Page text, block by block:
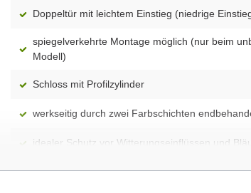
Doppeltür mit leichtem Einstieg (niedrige
spiegelverkehrte Montage möglich (nur beim
Modell)
Schloss mit Profilzylinder
werkseitig durch zwei Farbschichten
idealer Schutz vor Witterungseinflüssen und
Dach aus 15 mm starken Dachbrettern